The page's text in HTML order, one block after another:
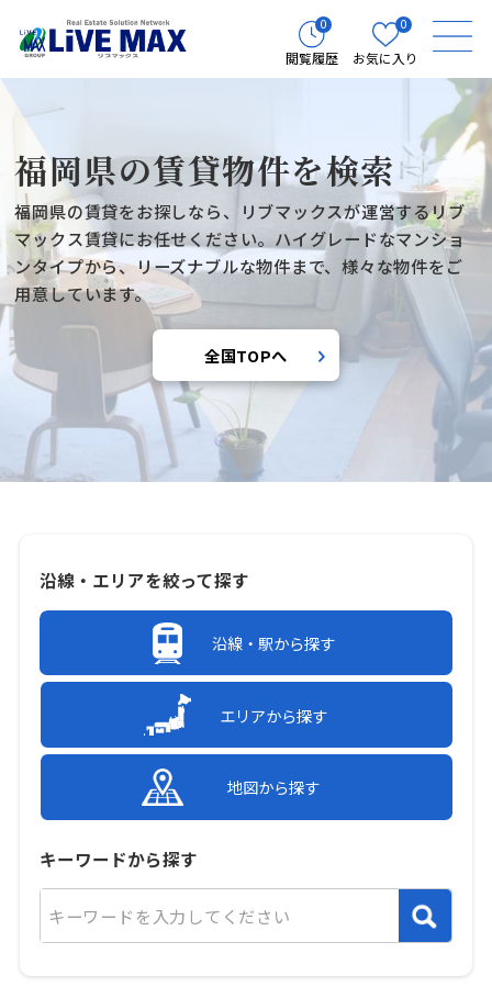
0
閲覧履歴
0
お気に入り
福岡県の賃貸物件を検索
福岡県の賃貸をお探しなら、リブマックスが運営するリブ
マックス賃貸にお任せください。ハイグレードなマンショ
ンタイプから、リーズナブルな物件まで、様々な物件をご
用意しています。
全国TOPへ
沿線・エリアを絞って探す
沿線・駅から探す
エリアから探す
地図から探す
キーワードから探す